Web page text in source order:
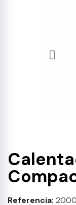
Referencia